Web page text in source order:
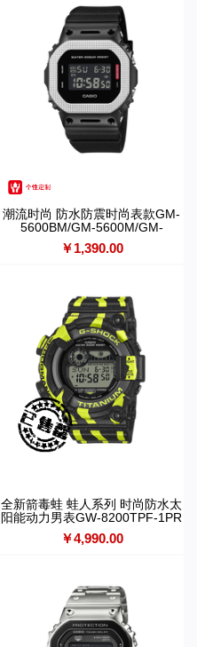
潮流时尚 防水防震时尚表款GM-
5600BM/GM-5600M/GM-
2100BM/GM-2100M
￥1,390.00
全新箭毒蛙 蛙人系列 时尚防水太
阳能动力男表GW-8200TPF-1PR
￥4,990.00